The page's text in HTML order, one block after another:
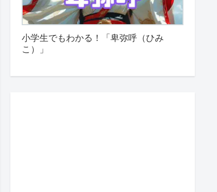
小学生でもわかる！「卑弥呼（ひみ
こ）」